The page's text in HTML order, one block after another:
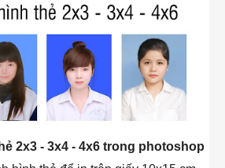
2x3 - 3x4 - 4x6 trong photoshop